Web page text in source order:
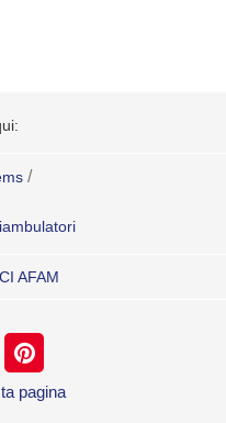
/
AFAM
pagina